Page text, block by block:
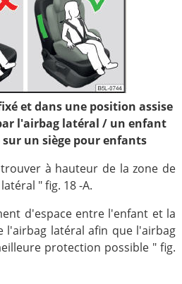
et dans une position assise
l'airbag latéral / un enfant
un siège pour enfants
à hauteur de la zone de
" fig. 18 -A.
d'espace entre l'enfant et la
l'airbag latéral afin que l'airbag
protection possible " fig.